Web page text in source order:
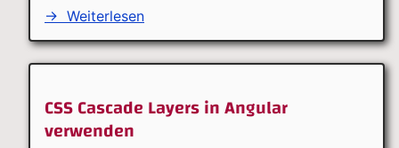
→ Weiterlesen
CSS Cascade Layers in Angular
verwenden